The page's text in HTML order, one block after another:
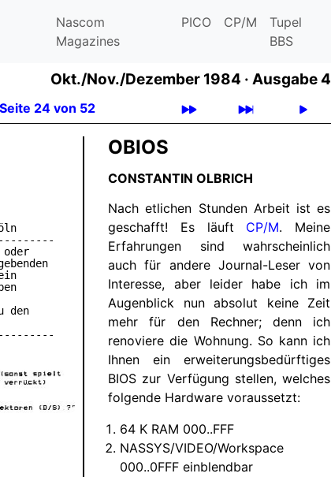
Nascom
Magazines
PICO CP/M
Tupel
BBS
Okt./Nov./Dezember 1984 · Ausgabe 4
Seite 24 von 52
oder
den
OBIOS
CONSTANTIN OLBRICH
Nach etlichen Stunden Arbeit ist es
geschafft! Es läuft CP/M. Meine
Erfahrungen sind wahrscheinlich
auch für andere Journal-Leser von
Interesse, aber leider habe ich im
Augenblick nun absolut keine Zeit
mehr für den Rechner; denn ich
renoviere die Wohnung. So kann ich
Ihnen ein erweiterungsbedürftiges
BIOS zur Verfügung stellen, welches
folgende Hardware voraussetzt:
64 K RAM 000..FFF
NASSYS/VIDEO/Workspace
000..0FFF einblendbar